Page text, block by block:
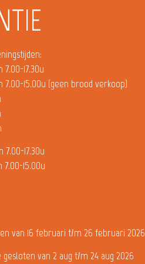
17.30u
7.00-15.00u (geen brood verkoop)
17.30u
7.00-15.00u
van 16 februari t/m 26 februari 2026
van 2 aug t/m 24 aug 2026